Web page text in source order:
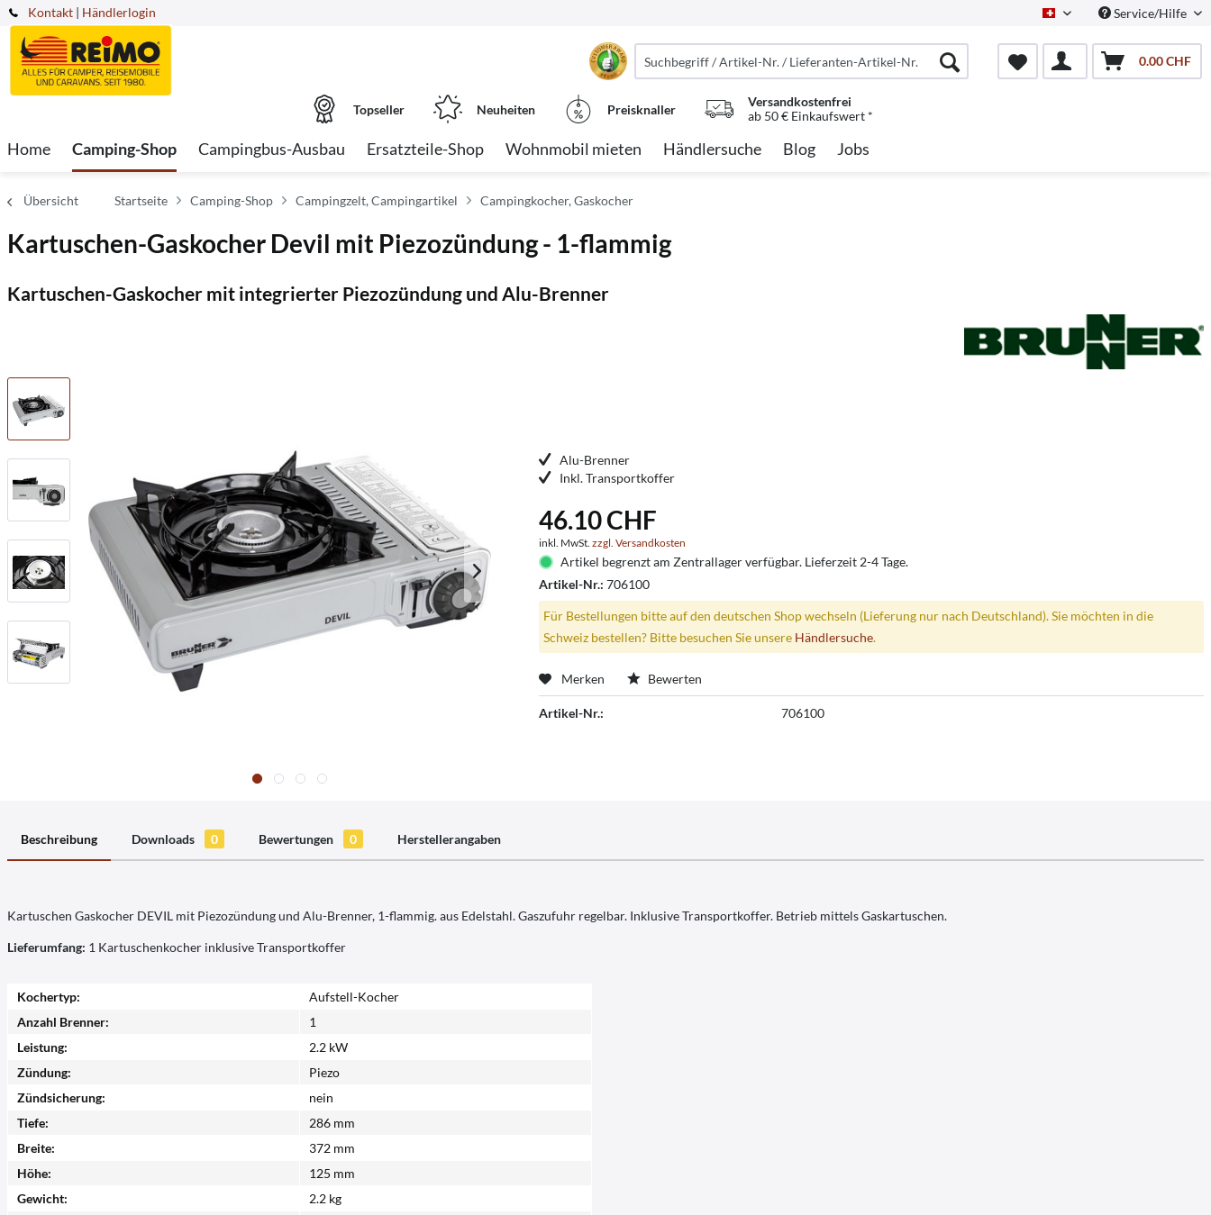
Kontakt Schweiz/DeutschService/Hilfe
| Händlerlogin
0.00 CHF
Topseller Neuheiten Preisknaller
Versandkostenfrei
ab 50 € Einkaufswert *
Home Camping-Shop Campingbus-Ausbau Ersatzteile-Shop Wohnmobil mieten Händlersuche Blog Jobs
Übersicht Startseite Camping-Shop Campingzelt, Campingartikel Campingkocher, Gaskocher
Kartuschen-Gaskocher Devil mit Piezozündung - 1-flammig
Kartuschen-Gaskocher mit integrierter Piezozündung und Alu-Brenner
Alu-Brenner
Inkl. Transportkoffer
46.10 CHF
inkl. MwSt.zzgl. Versandkosten
Artikel begrenzt am Zentrallager verfügbar. Lieferzeit 2-4 Tage.
Artikel-Nr.:706100
Für Bestellungen bitte auf den deutschen Shop wechseln (Lieferung nur nach Deutschland). Sie möchten in die
Schweiz bestellen? Bitte besuchen Sie unsere Händlersuche.
Merken Bewerten
Artikel-Nr.: 706100
Beschreibung Downloads 0 Bewertungen 0 Herstellerangaben
Kartuschen Gaskocher DEVIL mit Piezozündung und Alu-Brenner, 1-flammig. aus Edelstahl. Gaszufuhr regelbar. Inklusive Transportkoffer. Betrieb mittels Gaskartuschen.
Lieferumfang: 1 Kartuschenkocher inklusive Transportkoffer
Kochertyp:
Aufstell-Kocher
Anzahl Brenner:
1
Leistung:
2.2 kW
Zündung:
Piezo
Zündsicherung:
nein
Tiefe:
286 mm
Breite:
372 mm
Höhe:
125 mm
Gewicht:
2.2 kg